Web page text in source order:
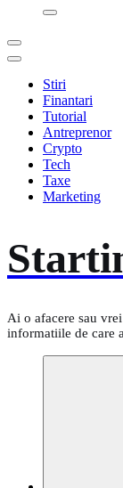
Stiri
Finantari
Tutorial
Antreprenor
Crypto
Tech
Taxe
Marketing
Ai o afacere sau
informatiile de care